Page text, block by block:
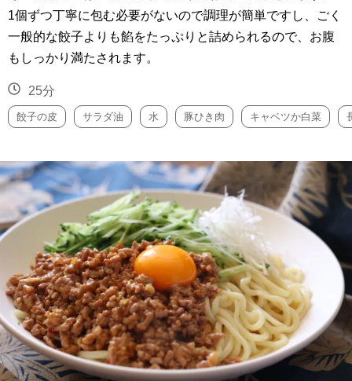
1個ずつ丁寧に包む必要がないので調理が簡単ですし、ごく
一般的な餃子よりも餡をたっぷりと詰められるので、お腹
もしっかり満たされます。
25分
餃子の皮 サラダ油 水 豚ひき肉 キャベツか白菜